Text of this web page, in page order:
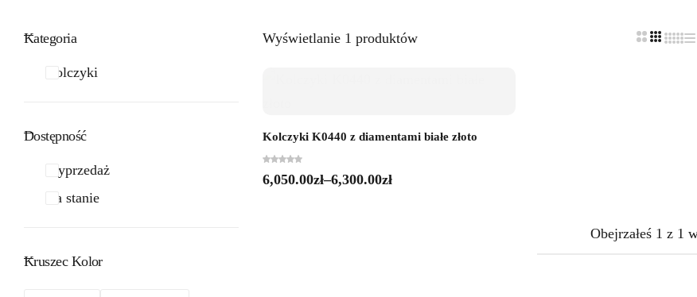
Wyświetlanie 1 produktów
Kolczyki K0440 z diamentami białe złoto
6,050.00zł–6,300.00zł
Obejrzałeś 1 z 1
Kategoria
Kolczyki
Dostępność
Wyprzedaż
Na stanie
Kruszec Kolor